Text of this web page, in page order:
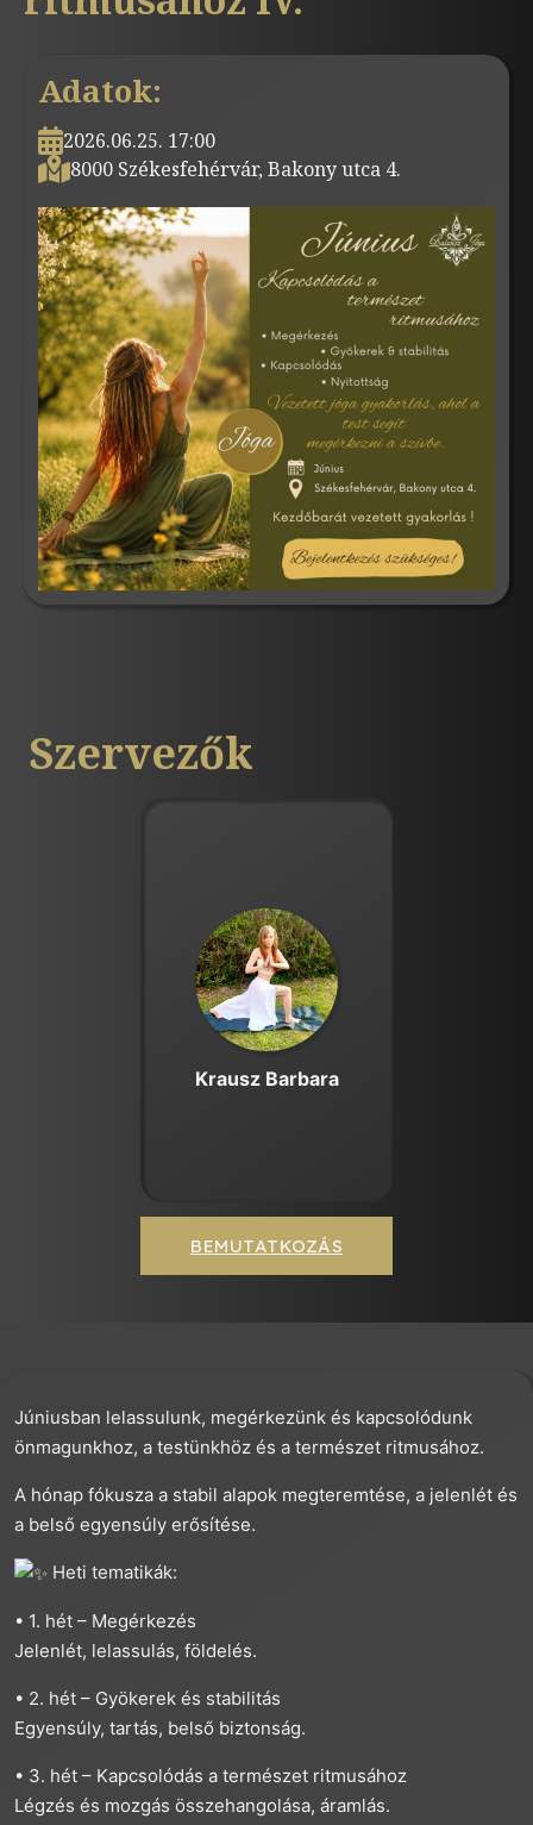
Adatok:
2026.06.25. 17:00
8000 Székesfehérvár, Bakony utca 4.
Szervezők
Krausz Barbara
BEMUTATKOZÁS
Júniusban lelassulunk, megérkezünk és kapcsolódunk
önmagunkhoz, a testünkhöz és a természet ritmusához.
A hónap fókusza a stabil alapok megteremtése, a jelenlét és
a belső egyensúly erősítése.
Heti tematikák:
• 1. hét – Megérkezés
Jelenlét, lelassulás, földelés.
• 2. hét – Gyökerek és stabilitás
Egyensúly, tartás, belső biztonság.
• 3. hét – Kapcsolódás a természet ritmusához
Légzés és mozgás összehangolása, áramlás.